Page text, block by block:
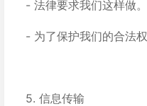
- 法律要求我们这样做。
- 为了保护我们的合法权
5. 信息传输